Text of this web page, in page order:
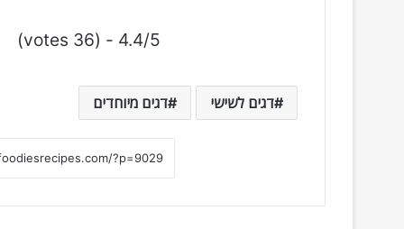
4.4/5 - (36 votes)
דגים לשישי דגים מיוחדים